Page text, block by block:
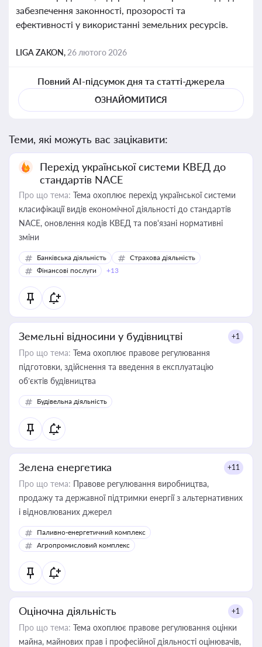
забезпечення законності, прозорості та
ефективності у використанні земельних ресурсів.
LIGA ZAKON, 26 лютого 2026
Повний AI-підсумок дня та статті-джерела
ОЗНАЙОМИТИСЯ
Теми, які можуть вас зацікавити:
Перехід української системи КВЕД до
стандартів NACE
Про що тема: Тема охоплює перехід української системи
класифікації видів економічної діяльності до стандартів
NACE, оновлення кодів КВЕД та пов'язані нормативні
зміни
Банківська діяльність
Страхова діяльність
Фінансові послуги
+13
Земельні відносини у будівництві +1
Про що тема: Тема охоплює правове регулювання
підготовки, здійснення та введення в експлуатацію
об’єктів будівництва
Будівельна діяльність
Зелена енергетика +11
Про що тема: Правове регулювання виробництва,
продажу та державної підтримки енергії з альтернативних
і відновлюваних джерел
Паливно-енергетичний комплекс
Агропромисловий комплекс
Оціночна діяльність +1
Про що тема: Тема охоплює правове регулювання оцінки
майна, майнових прав і професійної діяльності оцінювачів,